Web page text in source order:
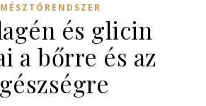
és glicin
a bőrre és az